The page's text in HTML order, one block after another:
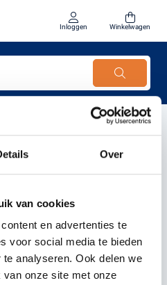
Over
van cookies
en advertenties te
voor social media te bieden
analyseren. Ook delen we
onze site met onze
Inloggen Winkelwagen
Sorteer